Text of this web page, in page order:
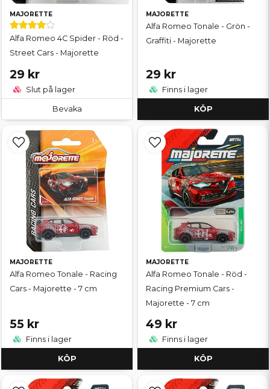
MAJORETTE
Alfa Romeo 4C Spider - Röd -
Street Cars - Majorette
29 kr
Slut på lager
Bevaka
MAJORETTE
Alfa Romeo Tonale - Grön -
Graffiti - Majorette
29 kr
Finns i lager
KÖP
MAJORETTE
Alfa Romeo Tonale - Racing
Cars - Majorette - 7 cm
55 kr
Finns i lager
KÖP
MAJORETTE
Alfa Romeo Tonale - Röd -
Racing Premium Cars -
Majorette - 7 cm
49 kr
Finns i lager
KÖP